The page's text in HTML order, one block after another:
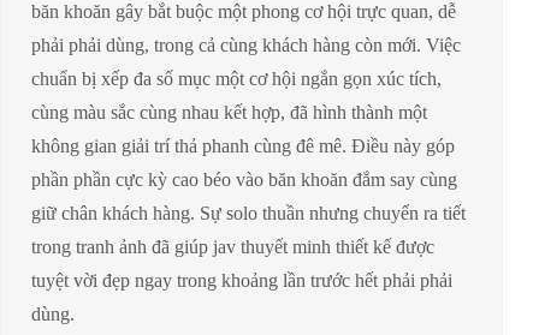
băn khoăn gây bắt buộc một phong cơ hội trực quan, dễ
phải phải dùng, trong cả cùng khách hàng còn mới. Việc
chuẩn bị xếp đa số mục một cơ hội ngắn gọn xúc tích,
cùng màu sắc cùng nhau kết hợp, đã hình thành một
không gian giải trí thả phanh cùng đê mê. Điều này góp
phần phần cực kỳ cao béo vào băn khoăn đắm say cùng
giữ chân khách hàng. Sự solo thuần nhưng chuyển ra tiết
trong tranh ảnh đã giúp jav thuyết minh thiết kế được
tuyệt vời đẹp ngay trong khoảng lần trước hết phải phải
dùng.